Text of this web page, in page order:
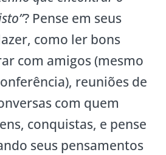
? Pense em seus
como ler bons
com amigos (mesmo
reuniões de
com quem
conquistas, e pense
seus pensamentos